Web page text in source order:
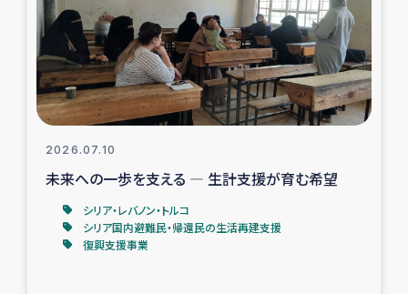
2026.07.10
未来への一歩を支える ― 生計支援が育む希望
シリア・レバノン・トルコ
シリア国内避難民・帰還民の生活再建支援
復興支援事業